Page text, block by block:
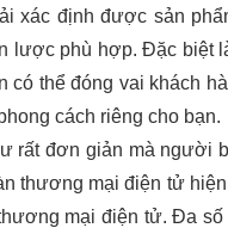
xác định được sản
lược phù hợp. Đặc biệt
có thể đóng vai khách
cách riêng cho bạn.
rất đơn giản mà người
thương mại điện tử
mại điện tử. Đa